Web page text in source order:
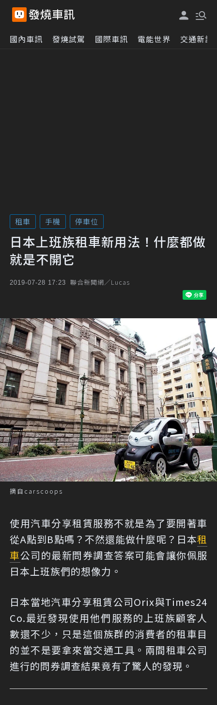
國內車訊 發燒試駕 國際車訊 電能世界 交通新訊
租車 手機 停車位
日本上班族租車新用法！什麼都做
就是不開它
2019-07-28 17:23 聯合新聞網／Lucas
摘自carscoops
使用汽車分享租賃服務不就是為了要開著車
從A點到B點嗎？不然還能做什麼呢？日本租
車公司的最新問券調查答案可能會讓你佩服
日本上班族們的想像力。
日本當地汽車分享租賃公司Orix與Times24
Co.最近發現使用他們服務的上班族顧客人
數還不少，只是這個族群的消費者的租車目
的並不是要拿來當交通工具。兩間租車公司
進行的問券調查結果竟有了驚人的發現。